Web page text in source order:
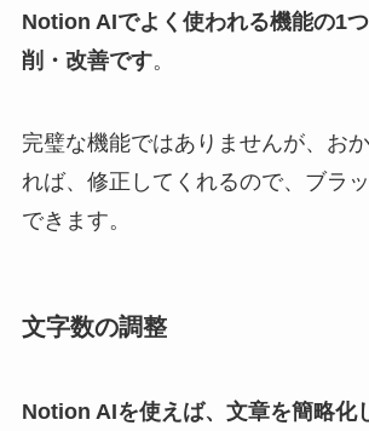
Notion AIでよく使われる機能の1
削・改善です。
完璧な機能ではありませんが、お
れば、修正してくれるので、ブラ
できます。
文字数の調整
Notion AIを使えば、文章を簡略化